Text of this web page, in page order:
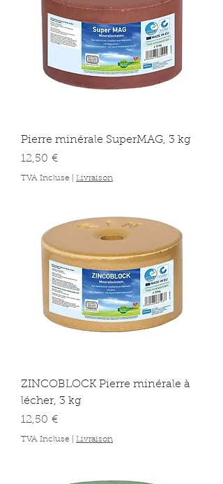
Pierre minérale SuperMAG, 3 kg
Prix
12,50 €
TVA Incluse Livraison
ZINCOBLOCK Pierre minérale à
lécher, 3 kg
Prix
12,50 €
TVA Incluse Livraison